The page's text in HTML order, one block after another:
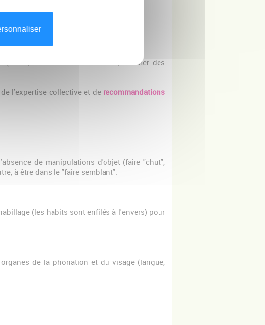
: utiliser un tournevis, allumer des
l'expertise collective et de recommandations
de manipulations d'objet (faire "chut",
à être dans le "faire semblant".
(les habits sont enfilés à l'envers) pour
de la phonation et du visage (langue,